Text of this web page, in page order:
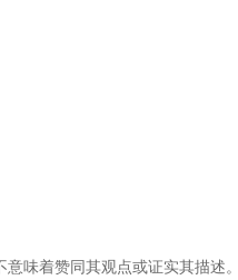
味着赞同其观点或证实其描述